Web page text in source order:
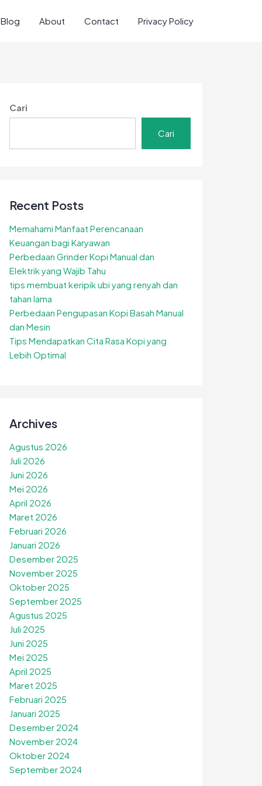
Blog About Contact Privacy Policy
Cari
Cari
Recent Posts
Memahami Manfaat Perencanaan
Keuangan bagi Karyawan
Perbedaan Grinder Kopi Manual dan
Elektrik yang Wajib Tahu
tips membuat keripik ubi yang renyah dan
tahan lama
Perbedaan Pengupasan Kopi Basah Manual
dan Mesin
Tips Mendapatkan Cita Rasa Kopi yang
Lebih Optimal
Archives
Agustus 2026
Juli 2026
Juni 2026
Mei 2026
April 2026
Maret 2026
Februari 2026
Januari 2026
Desember 2025
November 2025
Oktober 2025
September 2025
Agustus 2025
Juli 2025
Juni 2025
Mei 2025
April 2025
Maret 2025
Februari 2025
Januari 2025
Desember 2024
November 2024
Oktober 2024
September 2024